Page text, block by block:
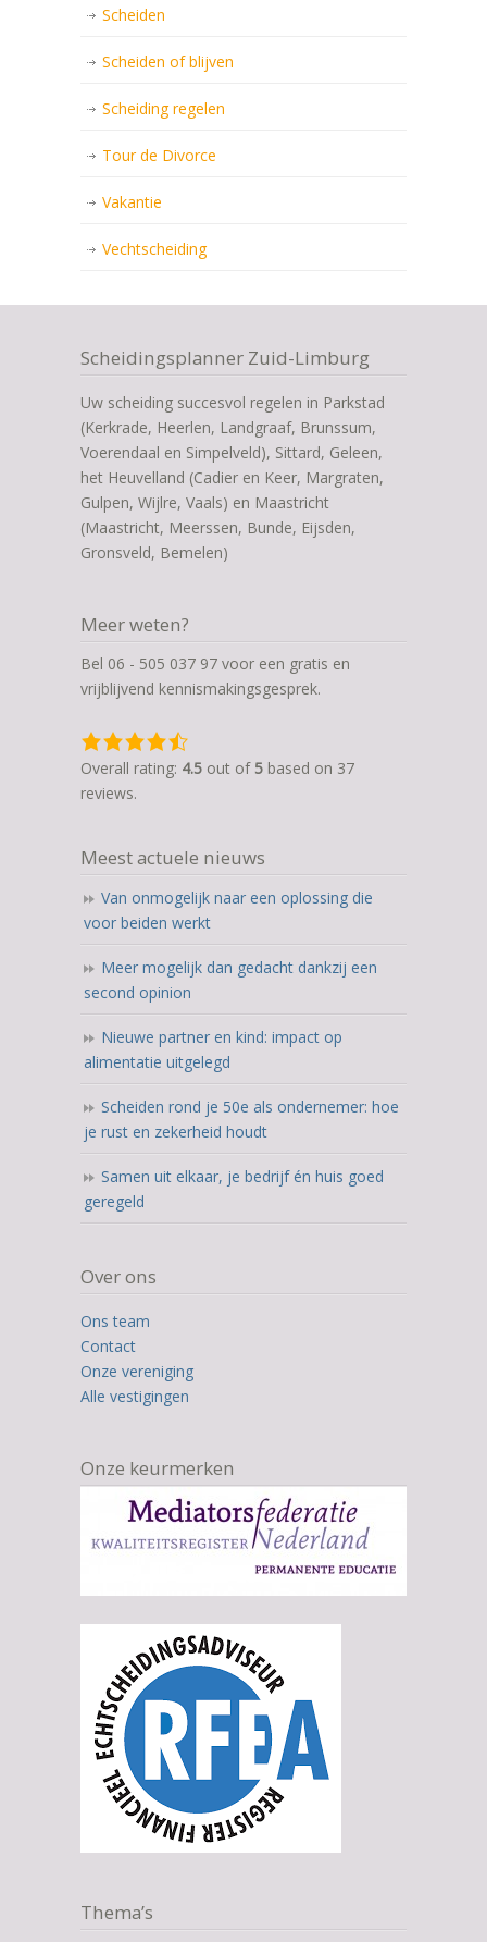
Scheiden
Scheiden of blijven
Scheiding regelen
Tour de Divorce
Vakantie
Vechtscheiding
Scheidingsplanner Zuid-Limburg
Uw scheiding succesvol regelen in Parkstad
(Kerkrade, Heerlen, Landgraaf, Brunssum,
Voerendaal en Simpelveld), Sittard, Geleen,
het Heuvelland (Cadier en Keer, Margraten,
Gulpen, Wijlre, Vaals) en Maastricht
(Maastricht, Meerssen, Bunde, Eijsden,
Gronsveld, Bemelen)
Meer weten?
Bel 06 - 505 037 97 voor een gratis en
vrijblijvend kennismakingsgesprek.
4,5
rating
based
ratings
Overall rating: 4.5 out of 5 based on 37
reviews.
Meest actuele nieuws
Van onmogelijk naar een oplossing die
voor beiden werkt
Meer mogelijk dan gedacht dankzij een
second opinion
Nieuwe partner en kind: impact op
alimentatie uitgelegd
Scheiden rond je 50e als ondernemer: hoe
je rust en zekerheid houdt
Samen uit elkaar, je bedrijf én huis goed
geregeld
Over ons
Ons team
Contact
Onze vereniging
Alle vestigingen
Onze keurmerken
Thema’s